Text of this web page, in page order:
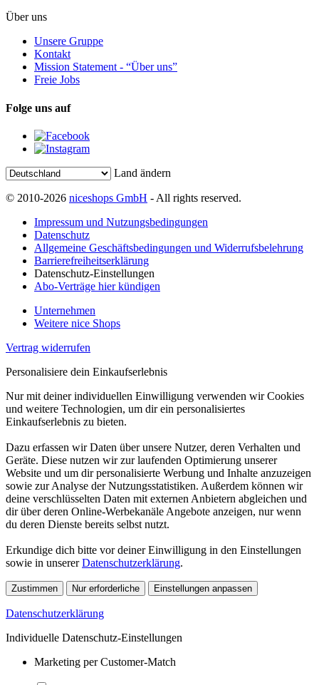
Über uns
Unsere Gruppe
Kontakt
Mission Statement - “Über uns”
Freie Jobs
Folge uns auf
Land ändern
© 2010-2026 niceshops GmbH - All rights reserved.
Impressum und Nutzungsbedingungen
Datenschutz
Allgemeine Geschäftsbedingungen und Widerrufsbelehrung
Barrierefreiheitserklärung
Datenschutz-Einstellungen
Abo-Verträge hier kündigen
Unternehmen
Weitere nice Shops
Vertrag widerrufen
Personalisiere dein Einkaufserlebnis
Nur mit deiner individuellen Einwilligung verwenden wir Cookies
und weitere Technologien, um dir ein personalisiertes
Einkaufserlebnis zu bieten.
Dazu erfassen wir Daten über unsere Nutzer, deren Verhalten und
Geräte. Diese nutzen wir zur laufenden Optimierung unserer
Website und um dir personalisierte Werbung und Inhalte anzuzeigen
sowie zur Analyse der Nutzungsstatistiken. Außerdem können wir
deine verschlüsselten Daten mit externen Anbietern abgleichen und
dir über deren Online-Werbekanäle Angebote anzeigen, nur wenn
du deren Dienste bereits selbst nutzt.
Erkundige dich bitte vor deiner Einwilligung in den Einstellungen
sowie in unsererDatenschutzerklärung.
Zustimmen Nur erforderliche Einstellungen anpassen
Datenschutzerklärung
Individuelle Datenschutz-Einstellungen
Marketing per Customer-Match